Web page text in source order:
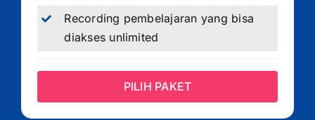
Recording pembelajaran yang bisa
diakses unlimited
PILIH PAKET